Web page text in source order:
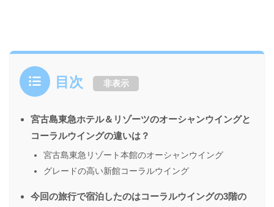
目次 非表示
宮古島東急ホテル＆リゾーツのオーシャンウイングと
コーラルウイングの違いは？
宮古島東急リゾート本館のオーシャンウイング
グレードの高い新館コーラルウイング
今回の旅行で宿泊したのはコーラルウイングの3階の